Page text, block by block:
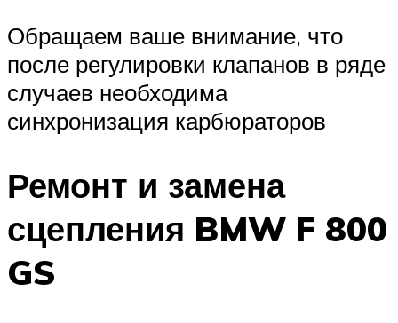
Обращаем ваше внимание, что
после регулировки клапанов в ряде
случаев необходима
синхронизация карбюраторов
Ремонт и замена
сцепления BMW F 800
GS